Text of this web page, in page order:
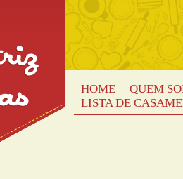
HOME
QUEM
LISTA DE